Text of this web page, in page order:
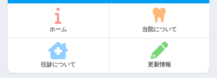
ホーム 当院について
往診について 更新情報